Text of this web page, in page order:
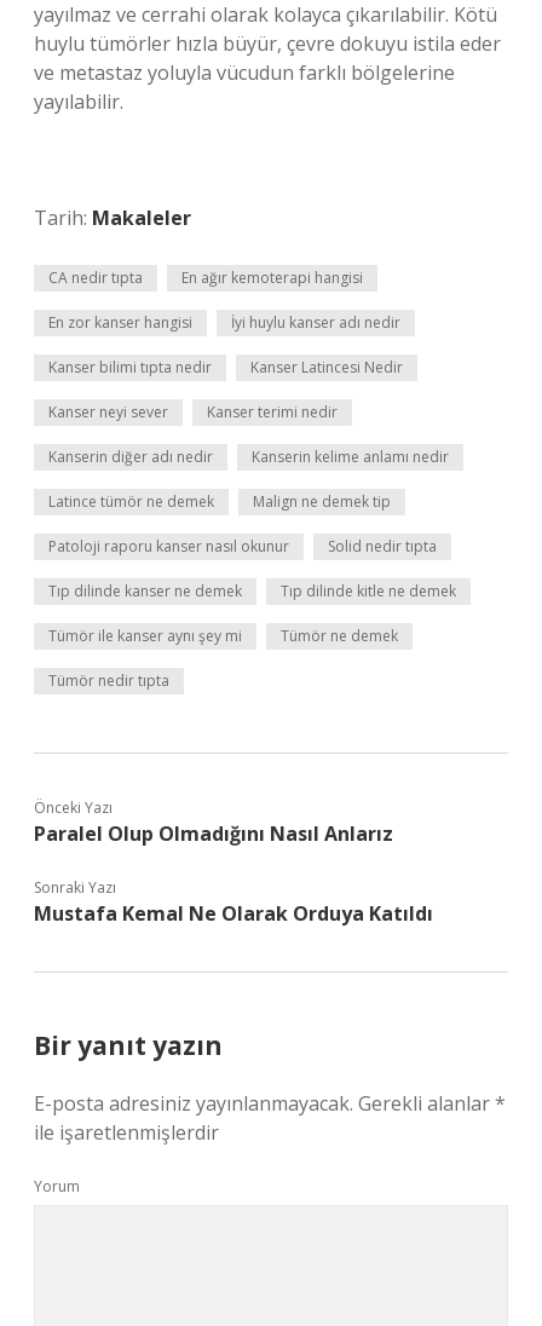
yayılmaz ve cerrahi olarak kolayca çıkarılabilir. Kötü
huylu tümörler hızla büyür, çevre dokuyu istila eder
ve metastaz yoluyla vücudun farklı bölgelerine
yayılabilir.
Tarih: Makaleler
CA nedir tıpta En ağır kemoterapi hangisi
En zor kanser hangisi İyi huylu kanser adı nedir
Kanser bilimi tıpta nedir Kanser Latincesi Nedir
Kanser neyi sever Kanser terimi nedir
Kanserin diğer adı nedir Kanserin kelime anlamı nedir
Latince tümör ne demek Malign ne demek tip
Patoloji raporu kanser nasıl okunur Solid nedir tıpta
Tıp dilinde kanser ne demek Tıp dilinde kitle ne demek
Tümör ile kanser aynı şey mi Tümör ne demek
Tümör nedir tıpta
Önceki Yazı
Paralel Olup Olmadığını Nasıl Anlarız
Sonraki Yazı
Mustafa Kemal Ne Olarak Orduya Katıldı
Bir yanıt yazın
E-posta adresiniz yayınlanmayacak. Gerekli alanlar*
ile işaretlenmişlerdir
Yorum